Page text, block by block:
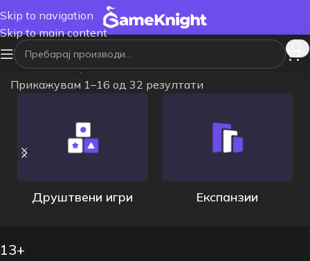
Skip to navigation
Skip to main content
Почетна/Возраст/13+
Прикажувам 1–16 од 32 резултати
Друштвени игри Експанзии
13+